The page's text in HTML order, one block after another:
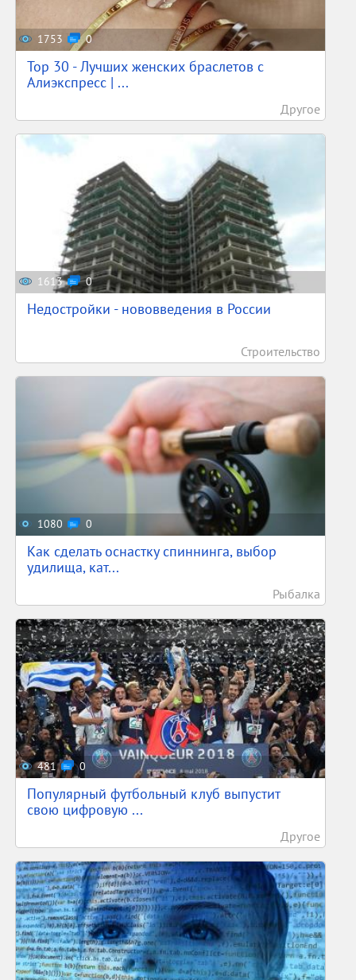
1753 0
Top 30 - Лучших женских браслетов с
Алиэкспресс | ...
Другое
1613 0
Недостройки - нововведения в России
Строительство
1080 0
Как сделать оснастку спиннинга, выбор
удилища, кат...
Рыбалка
481 0
Популярный футбольный клуб выпустит
свою цифровую ...
Другое